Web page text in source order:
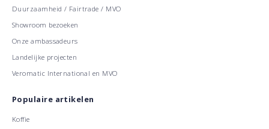
Duurzaamheid / Fairtrade / MVO
Showroom bezoeken
Onze ambassadeurs
Landelijke projecten
Veromatic International en MVO
Populaire artikelen
Koffie